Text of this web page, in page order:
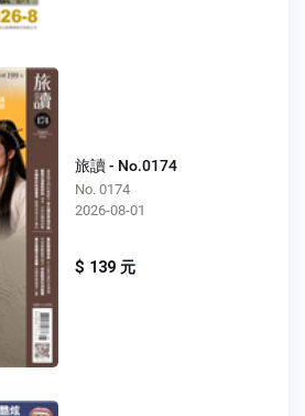
旅讀 - No.0174
No. 0174
2026-08-01
$ 139 元